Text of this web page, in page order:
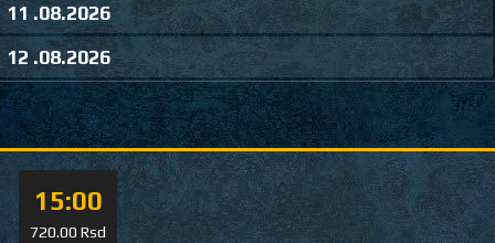
11 .08.2026
12 .08.2026
15:00
720.00 Rsd